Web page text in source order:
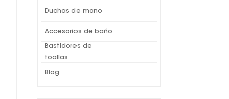
Duchas de mano
Accesorios de baño
Bastidores de
toallas
Blog